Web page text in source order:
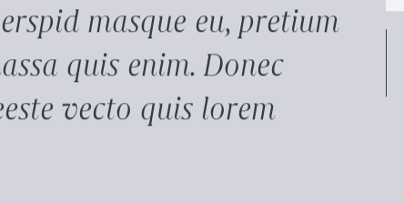
masque eu, pretium
quis enim. Donec
vecto quis lorem